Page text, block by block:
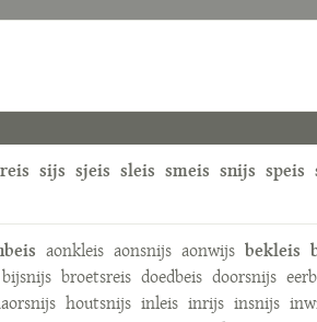
reis sijs sjeis sleis smeis snijs speis
aonkleis aonsnijs aonwijs bekleis
bijsnijs broetsreis doedbeis doorsnijs
houtsnijs inleis inrijs insnijs